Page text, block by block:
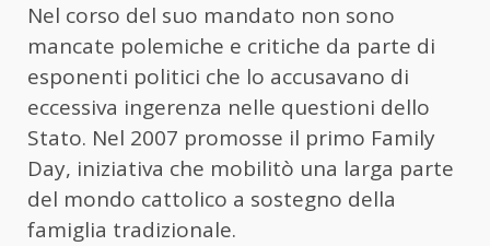
Nel corso del suo mandato non sono
mancate polemiche e critiche da parte di
esponenti politici che lo accusavano di
eccessiva ingerenza nelle questioni dello
Stato. Nel 2007 promosse il primo Family
Day, iniziativa che mobilitò una larga parte
del mondo cattolico a sostegno della
famiglia tradizionale.